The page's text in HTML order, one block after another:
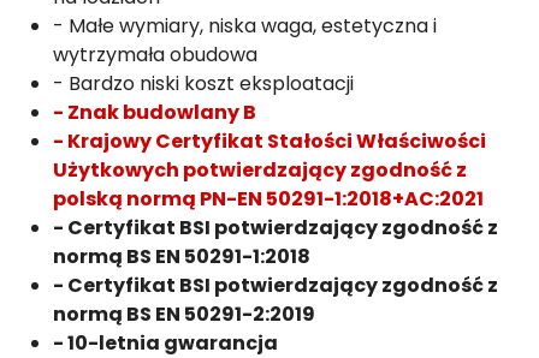
- Małe wymiary, niska waga, estetyczna i
wytrzymała obudowa
- Bardzo niski koszt eksploatacji
- Znak budowlany B
- Krajowy Certyfikat Stałości Właściwości
Użytkowych potwierdzający zgodność z
polską normą PN-EN 50291-1:2018+AC:2021
- Certyfikat BSI potwierdzający zgodność z
normą BS EN 50291-1:2018
- Certyfikat BSI potwierdzający zgodność z
normą BS EN 50291-2:2019
- 10-letnia gwarancja